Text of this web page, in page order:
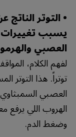
• التوتر
يسبب
العصبي
لفهم الكلام،
توتراً. هذا
العصبي
الهروب اللي
وضغط الدم.